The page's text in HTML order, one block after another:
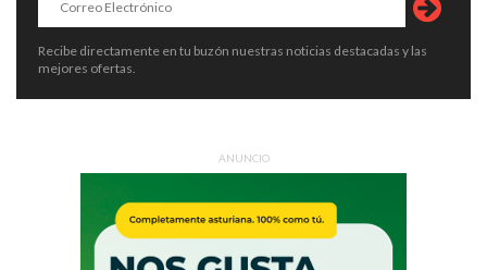
Recibe directamente en tu buzón nuestras noticias destacadas y las
mejores ofertas.
ANUNCIO